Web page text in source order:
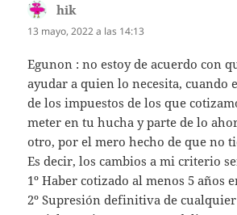
hik
13 mayo, 2022 a las 14:13
Egunon : no estoy de acuerdo con
ayudar a quien lo necesita, cuando
de los impuestos de los que
meter en tu hucha y parte de lo
otro, por el mero hecho de que no
Es decir, los cambios a mi criterio
1º Haber cotizado al menos 5 años
2º Supresión definitiva de